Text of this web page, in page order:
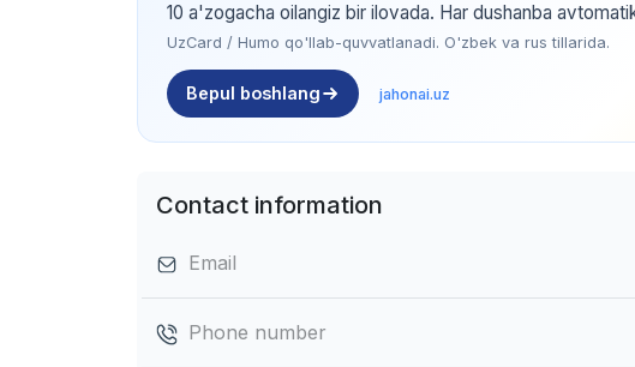
10 a'zogacha oilangiz bir ilovada. Har dushanba
UzCard / Humo qo'llab-quvvatlanadi. O'zbek va rus tillarida.
Bepul boshlang jahonai.uz
Contact information
Email
Phone number